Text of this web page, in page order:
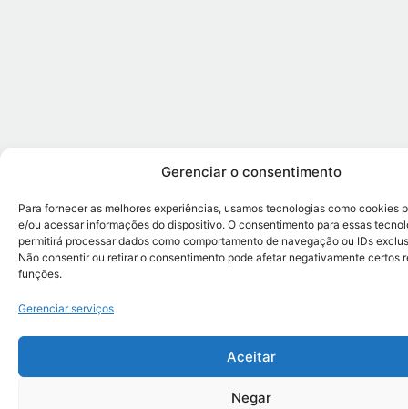
Gerenciar o consentimento
Para fornecer as melhores experiências, usamos tecnologias como cookies
e/ou acessar informações do dispositivo. O consentimento para essas
permitirá processar dados como comportamento de navegação ou IDs
Não consentir ou retirar o consentimento pode afetar negativamente certos
funções.
Gerenciar serviços
Aceitar
Negar